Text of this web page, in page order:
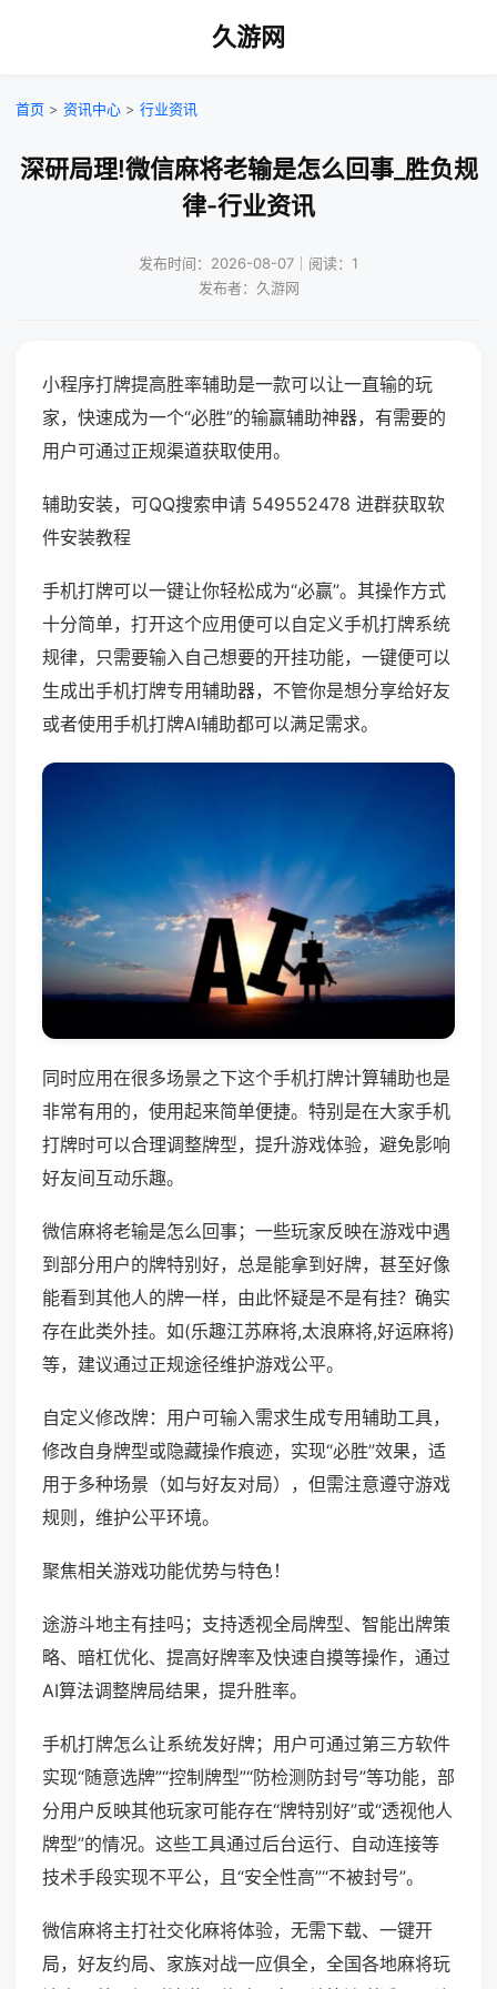
久游网
首页 > 资讯中心 > 行业资讯
深研局理!微信麻将老输是怎么回事_胜负规
律-行业资讯
发布时间：2026-08-07｜阅读：1
发布者：久游网
小程序打牌提高胜率辅助是一款可以让一直输的玩
家，快速成为一个“必胜”的输赢辅助神器，有需要的
用户可通过正规渠道获取使用。
辅助安装，可QQ搜索申请 549552478 进群获取软
件安装教程
手机打牌可以一键让你轻松成为“必赢”。其操作方式
十分简单，打开这个应用便可以自定义手机打牌系统
规律，只需要输入自己想要的开挂功能，一键便可以
生成出手机打牌专用辅助器，不管你是想分享给好友
或者使用手机打牌AI辅助都可以满足需求。
同时应用在很多场景之下这个手机打牌计算辅助也是
非常有用的，使用起来简单便捷。特别是在大家手机
打牌时可以合理调整牌型，提升游戏体验，避免影响
好友间互动乐趣。
微信麻将老输是怎么回事；一些玩家反映在游戏中遇
到部分用户的牌特别好，总是能拿到好牌，甚至好像
能看到其他人的牌一样，由此怀疑是不是有挂？确实
存在此类外挂。如(乐趣江苏麻将,太浪麻将,好运麻将)
等，建议通过正规途径维护游戏公平。
自定义修改牌：用户可输入需求生成专用辅助工具，
修改自身牌型或隐藏操作痕迹，实现“必胜”效果，适
用于多种场景（如与好友对局），但需注意遵守游戏
规则，维护公平环境。
聚焦相关游戏功能优势与特色！
途游斗地主有挂吗；支持透视全局牌型、智能出牌策
略、暗杠优化、提高好牌率及快速自摸等操作，通过
AI算法调整牌局结果，提升胜率。
手机打牌怎么让系统发好牌；用户可通过第三方软件
实现“随意选牌”“控制牌型”“防检测防封号”等功能，部
分用户反映其他玩家可能存在“牌特别好”或“透视他人
牌型”的情况。这些工具通过后台运行、自动连接等
技术手段实现不平公，且“安全性高”“不被封号”。
微信麻将主打社交化麻将体验，无需下载、一键开
局，好友约局、家族对战一应俱全，全国各地麻将玩